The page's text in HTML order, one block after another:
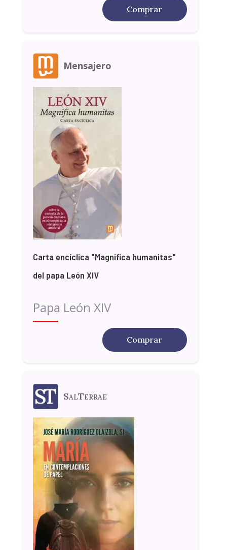
Comprar
Mensajero
Carta encíclica "Magnifica humanitas"
del papa León XIV
Papa León XIV
Comprar
SalTerrae